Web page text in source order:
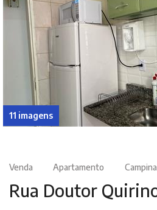
11 imagens
Venda Apartamento
Rua Doutor